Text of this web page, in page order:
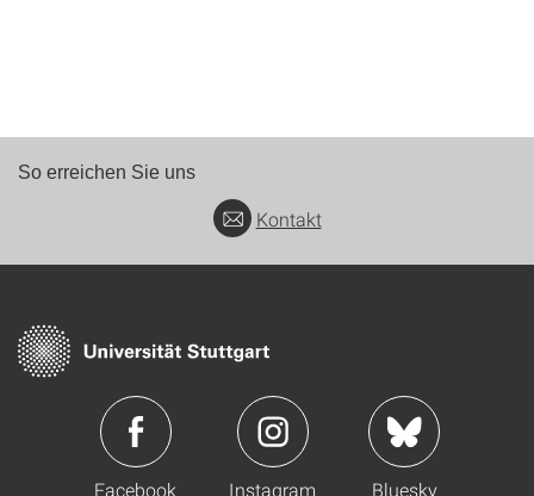
So erreichen Sie uns
Kontakt
Facebook Instagram Bluesky